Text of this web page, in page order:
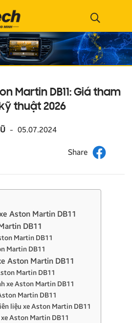
Martin DB11: Giá tham
thuật 2026
- 05.07.2024
Aston Martin DB11
DB11
Martin DB11
Martin DB11
Aston Martin DB11
Martin DB11
xe Aston Martin DB11
Martin DB11
liệu xe Aston Martin DB11
Aston Martin DB11